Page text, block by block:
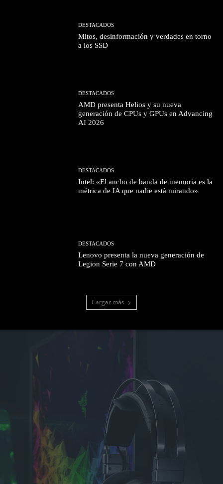
DESTACADOS
Mitos, desinformación y verdades en torno
a los SSD
DESTACADOS
AMD presenta Helios y su nueva
generación de CPUs y GPUs en Advancing
AI 2026
DESTACADOS
Intel: «El ancho de banda de memoria es la
métrica de IA que nadie está mirando»
DESTACADOS
Lenovo presenta la nueva generación de
Legion Serie 7 con AMD
Cargar más